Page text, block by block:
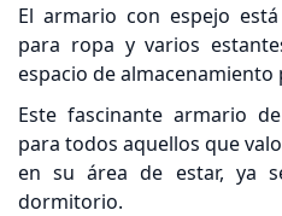
El armario con espejo
para ropa y varios
espacio de almacenamiento
Este fascinante armario
para todos aquellos que
en su área de estar, ya
dormitorio.